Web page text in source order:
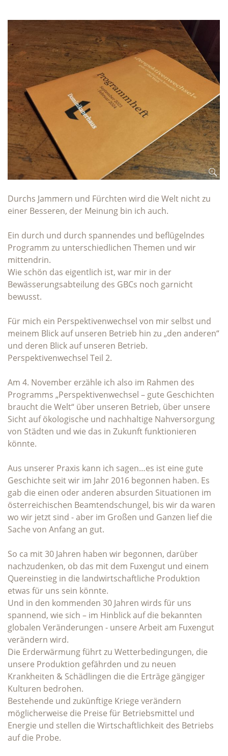
Durchs Jammern und Fürchten wird die Welt nicht zu
einer Besseren, der Meinung bin ich auch.
Ein durch und durch spannendes und beflügelndes
Programm zu unterschiedlichen Themen und wir
mittendrin.
Wie schön das eigentlich ist, war mir in der
Bewässerungsabteilung des GBCs noch garnicht
bewusst.
Für mich ein Perspektivenwechsel von mir selbst und
meinem Blick auf unseren Betrieb hin zu „den anderen“
und deren Blick auf unseren Betrieb.
Perspektivenwechsel Teil 2.
Am 4. November erzähle ich also im Rahmen des
Programms „Perspektivenwechsel – gute Geschichten
braucht die Welt“ über unseren Betrieb, über unsere
Sicht auf ökologische und nachhaltige Nahversorgung
von Städten und wie das in Zukunft funktionieren
könnte.
Aus unserer Praxis kann ich sagen…es ist eine gute
Geschichte seit wir im Jahr 2016 begonnen haben. Es
gab die einen oder anderen absurden Situationen im
österreichischen Beamtendschungel, bis wir da waren
wo wir jetzt sind - aber im Großen und Ganzen lief die
Sache von Anfang an gut.
So ca mit 30 Jahren haben wir begonnen, darüber
nachzudenken, ob das mit dem Fuxengut und einem
Quereinstieg in die landwirtschaftliche Produktion
etwas für uns sein könnte.
Und in den kommenden 30 Jahren wirds für uns
spannend, wie sich – im Hinblick auf die bekannten
globalen Veränderungen - unsere Arbeit am Fuxengut
verändern wird.
Die Erderwärmung führt zu Wetterbedingungen, die
unsere Produktion gefährden und zu neuen
Krankheiten & Schädlingen die die Erträge gängiger
Kulturen bedrohen.
Bestehende und zukünftige Kriege verändern
möglicherweise die Preise für Betriebsmittel und
Energie und stellen die Wirtschaftlichkeit des Betriebs
auf die Probe.